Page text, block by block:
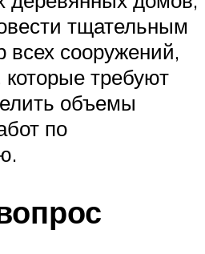
тщательным
всех сооружений,
требуют
объемы
по